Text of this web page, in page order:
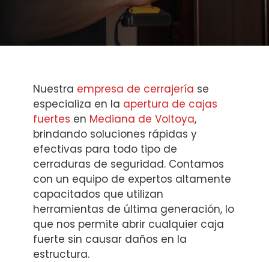
Nuestra empresa de cerrajería se
especializa en la apertura de cajas
fuertes en Mediana de Voltoya,
brindando soluciones rápidas y
efectivas para todo tipo de
cerraduras de seguridad. Contamos
con un equipo de expertos altamente
capacitados que utilizan
herramientas de última generación, lo
que nos permite abrir cualquier caja
fuerte sin causar daños en la
estructura.